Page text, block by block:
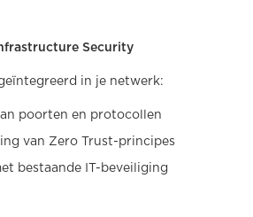
Security
in je netwerk:
poorten en protocollen
van Zero Trust-principes
bestaande IT-beveiliging